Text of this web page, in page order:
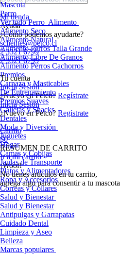
Mi tienda
Ayuda
¿Cómo podemos ayudarte?
sclientes@petco.cl
2 3321 6799
2 3321 6799
Tu cuenta
Inicia Sesión
¿Nuevo en Petco? Regístrate
Inicia Sesión
¿Nuevo en Petco? Regístrate
Carrito
$0
RESUMEN DE CARRITO
Ir a mi carrito »
¡Woof!
No tíenes artículos en tu carrito,
agrega algo para consentir a tu mascota
Mascota
Perro
Ver todo Perro Alimento
Alimento Seco
Alimento Natural
Alimento Perros Talla Grande
Alimento Libre De Granos
Alimento Perros Cachorros
Premios
Carnaza y Masticables
De Entrenamiento
Premios Suaves
Galletas y Snacks
Dentales
Moda y Diversión
Juguetes
Hogar
Camas y Cobijas
Jaulas de Transporte
Platos y Alimentadores
Ropa y Accesorios
Correas y Collares
Salud y Bienestar
Salud y Bienestar
Antipulgas y Garrapatas
Cuidado Dental
Limpieza y Aseo
Belleza
Marcas populares